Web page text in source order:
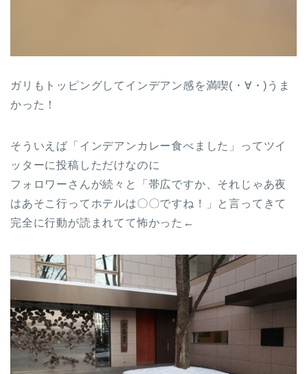
ガリもトッピングしてインデアン感を満喫(・∀・)うま
かった！
そういえば「インデアンカレー食べました」ってツイ
ッターに投稿しただけなのに
フォロワーさんが続々と「帯広ですか、それじゃあ夜
はあそこ行ってホテルは〇〇ですね！」と言ってきて
完全に行動が読まれてて怖かった←